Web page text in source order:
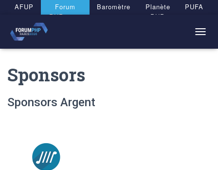
AFUP
Forum
PHP 2026
Baromètre
Planète
PHP
PUFA
O
Sponsors
Sponsors Argent
Panneau de gestion des cookies